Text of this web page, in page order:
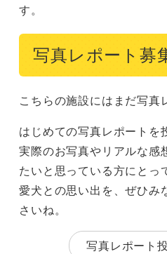
す。
写真レポート募
こちらの施設にはまだ写真
はじめての写真レポートを
実際のお写真やリアルな感
たいと思っている方にとっ
愛犬との思い出を、ぜひみ
さいね。
写真レポート